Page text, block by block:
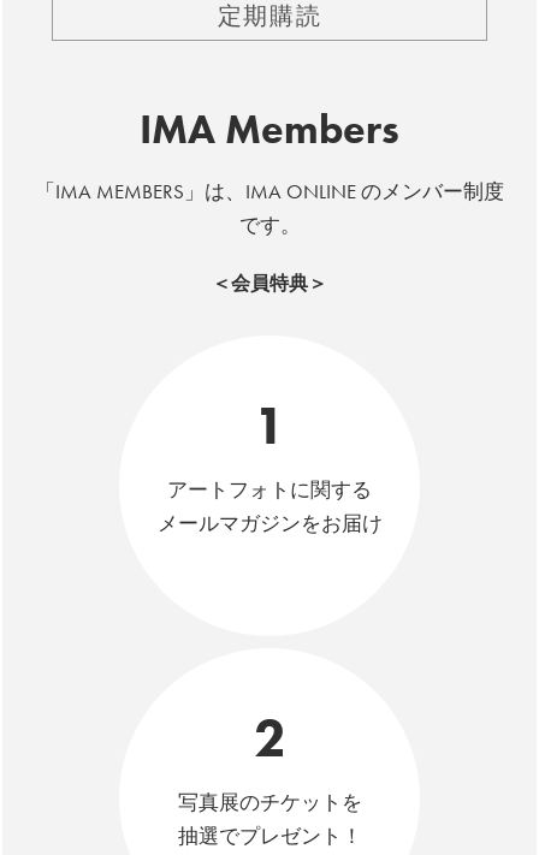
定期購読
IMA Members
「IMA MEMBERS」は、IMA ONLINE のメンバー制度
です。
＜会員特典＞
1
アートフォトに関する
メールマガジンをお届け
2
写真展のチケットを
抽選でプレゼント！